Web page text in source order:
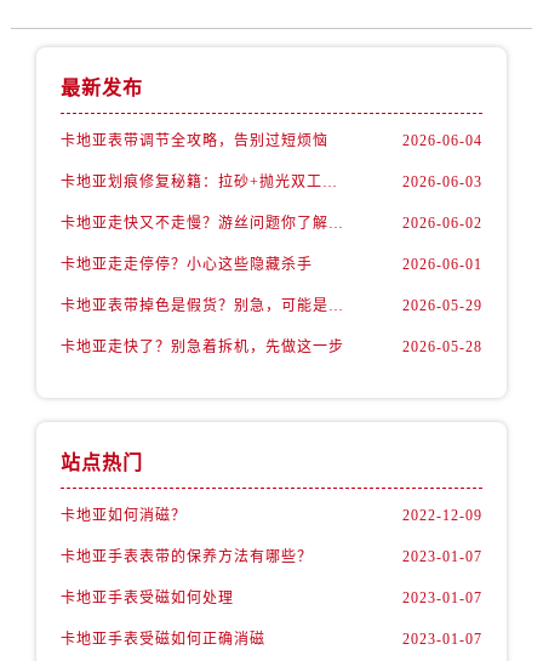
最新发布
卡地亚表带调节全攻略，告别过短烦恼 2026-06-04
卡地亚划痕修复秘籍：拉砂+抛光双工艺还原如新 2026-06-03
卡地亚走快又不走慢？游丝问题你了解多少？ 2026-06-02
卡地亚走走停停？小心这些隐藏杀手 2026-06-01
卡地亚表带掉色是假货？别急，可能是这些日常习惯惹的祸 2026-05-29
卡地亚走快了？别急着拆机，先做这一步 2026-05-28
站点热门
卡地亚如何消磁？ 2022-12-09
卡地亚手表表带的保养方法有哪些？ 2023-01-07
卡地亚手表受磁如何处理 2023-01-07
卡地亚手表受磁如何正确消磁 2023-01-07